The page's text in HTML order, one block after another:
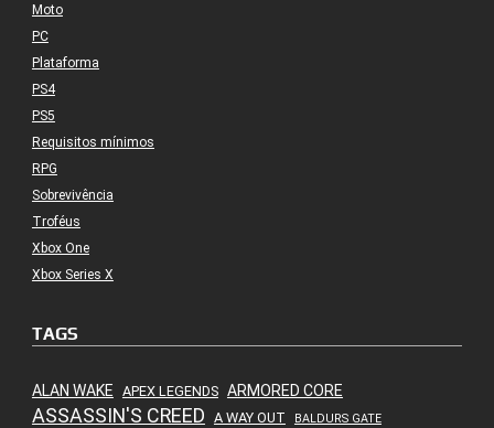
Moto
PC
Plataforma
PS4
PS5
Requisitos mínimos
RPG
Sobrevivência
Troféus
Xbox One
Xbox Series X
TAGS
ALAN WAKE APEX LEGENDS ARMORED CORE
ASSASSIN'S CREED A WAY OUT BALDURS GATE